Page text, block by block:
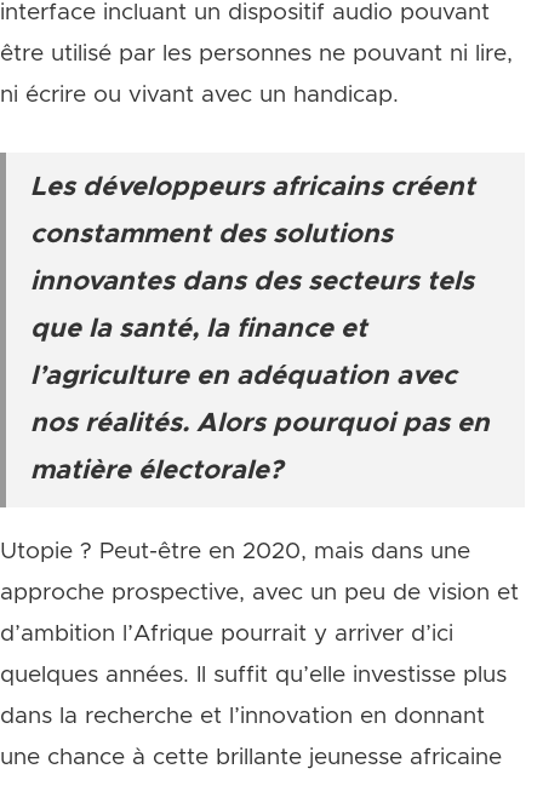
interface incluant un dispositif audio pouvant
être utilisé par les personnes ne pouvant ni lire,
ni écrire ou vivant avec un handicap.
Les développeurs africains créent
constamment des solutions
innovantes dans des secteurs tels
que la santé, la finance et
l’agriculture en adéquation avec
nos réalités. Alors pourquoi pas en
matière électorale?
Utopie ? Peut-être en 2020, mais dans une
approche prospective, avec un peu de vision et
d’ambition l’Afrique pourrait y arriver d’ici
quelques années. Il suffit qu’elle investisse plus
dans la recherche et l’innovation en donnant
une chance à cette brillante jeunesse africaine